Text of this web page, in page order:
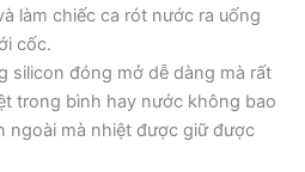
làm chiếc ca rót nước ra uống
cốc.
silicon đóng mở dễ dàng mà rất
trong bình hay nước không bao
ngoài mà nhiệt được giữ được